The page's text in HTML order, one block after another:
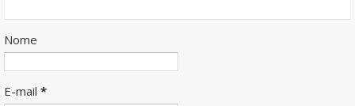
Nome
E-mail *